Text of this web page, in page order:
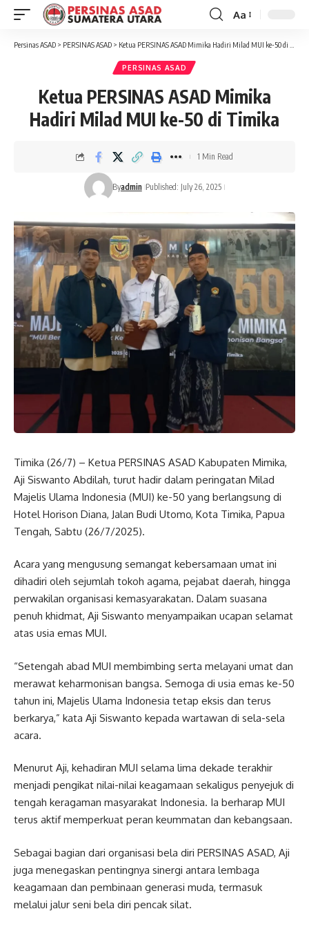
Font
Resizer
Aa
Persinas ASAD > PERSINAS ASAD > Ketua PERSINAS ASAD Mimika Hadiri Milad MUI ke-50 di Timika
PERSINAS ASAD
Ketua PERSINAS ASAD Mimika
Hadiri Milad MUI ke-50 di Timika
Byadmin Published: July 26, 2025
1 Min Read
Timika (26/7) – Ketua PERSINAS ASAD Kabupaten Mimika,
Aji Siswanto Abdilah, turut hadir dalam peringatan Milad
Majelis Ulama Indonesia (MUI) ke-50 yang berlangsung di
Hotel Horison Diana, Jalan Budi Utomo, Kota Timika, Papua
Tengah, Sabtu (26/7/2025).
Acara yang mengusung semangat kebersamaan umat ini
dihadiri oleh sejumlah tokoh agama, pejabat daerah, hingga
perwakilan organisasi kemasyarakatan. Dalam suasana
penuh khidmat, Aji Siswanto menyampaikan ucapan selamat
atas usia emas MUI.
“Setengah abad MUI membimbing serta melayani umat dan
merawat keharmonisan bangsa. Semoga di usia emas ke-50
tahun ini, Majelis Ulama Indonesia tetap eksis dan terus
berkarya,” kata Aji Siswanto kepada wartawan di sela-sela
acara.
Menurut Aji, kehadiran MUI selama lima dekade terakhir
menjadi pengikat nilai-nilai keagamaan sekaligus penyejuk di
tengah keragaman masyarakat Indonesia. Ia berharap MUI
terus aktif memperkuat peran keummatan dan kebangsaan.
Sebagai bagian dari organisasi bela diri PERSINAS ASAD, Aji
juga menegaskan pentingnya sinergi antara lembaga
keagamaan dan pembinaan generasi muda, termasuk
melalui jalur seni bela diri pencak silat.